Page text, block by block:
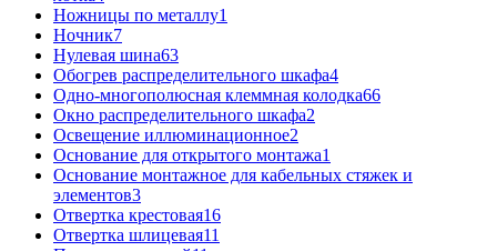
Ножницы по металлу1
Ночник7
Нулевая шина63
Обогрев распределительного шкафа4
Одно-многополюсная клеммная колодка66
Окно распределительного шкафа2
Освещение иллюминационное2
Основание для открытого монтажа1
Основание монтажное для кабельных стяжек и
элементов3
Отвертка крестовая16
Отвертка шлицевая11